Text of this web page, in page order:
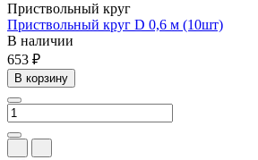
Приствольный круг
Приствольный круг D 0,6 м (10шт)
В наличии
653 ₽
В корзину